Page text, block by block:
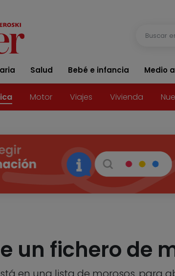
Salud Bebé e infancia Medio
Motor Viajes Vivienda
un fichero de